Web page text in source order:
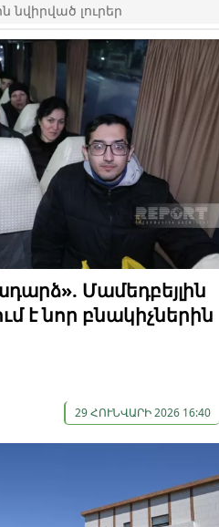
նվիրված լուրեր
Մամեդբեյլին
է նոր բնակիչներին
29 ՀՈՒՆՎԱՐԻ 2026 16:40